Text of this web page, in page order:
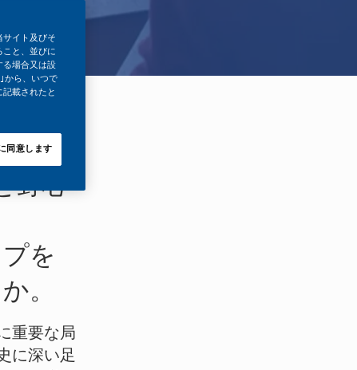
と共
野心
を
。
重要な局
に深い足
サイト及びそ
こと、並びに
る場合又は設
から、いつで
載されたと
同意します